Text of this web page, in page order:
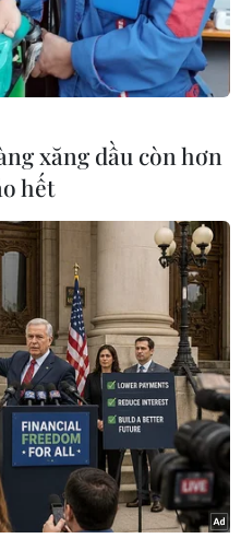
5, Phòng Giáo dục và
tỉnh Đồng Nai cho
Ngọc (khu phố 11,
đối với cô giáo
An Bình) đón cháu
Thảo) đi học về.
trên trán và má của
mẹ của bé đã gọi
Hường (giáo viên
hỏi sự việc.
Hường đã thừa
ăn trưa cùng ngày.
trình báo sự việc lên
xăng dầu còn hơn
hết